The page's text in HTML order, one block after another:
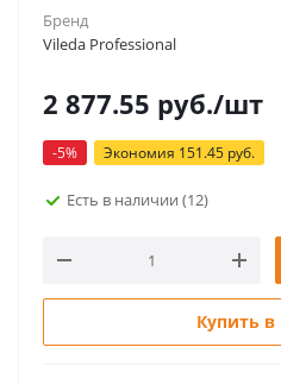
Бренд
Vileda Professional
2 877.55 руб./шт
-5% Экономия 151.45 руб.
Есть в наличии (12)
Купить в